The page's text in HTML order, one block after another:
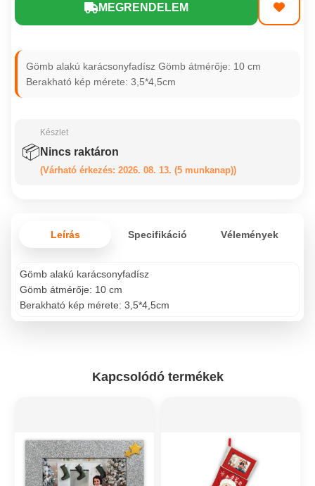
MEGRENDELEM
Gömb alakú karácsonyfadísz Gömb átmérője: 10 cm
Berakható kép mérete: 3,5*4,5cm
📦
Készlet
Nincs raktáron
(Várható érkezés: 2026. 08. 13. (5 munkanap))
Leírás Specifikáció Vélemények
Gömb alakú karácsonyfadísz
Gömb átmérője: 10 cm
Berakható kép mérete: 3,5*4,5cm
Kapcsolódó termékek